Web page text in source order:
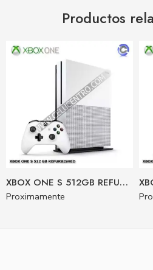
Productos
XBOX ONE S 512GB REFURBISHED 90 juegos
Proximamente